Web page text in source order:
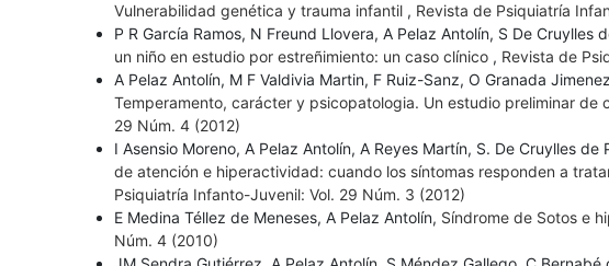
Vulnerabilidad genética y trauma infantil , Revista de Psiquiatría
P R García Ramos, N Freund Llovera, A Pelaz Antolín, S De Cruylles
un niño en estudio por estreñimiento: un caso clínico , Revista de
A Pelaz Antolín, M F Valdivia Martin, F Ruiz-Sanz, O Granada
Temperamento, carácter y psicopatologia. Un estudio preliminar de
29 Núm. 4 (2012)
I Asensio Moreno, A Pelaz Antolín, A Reyes Martín, S. De Cruylles de
de atención e hiperactividad: cuando los síntomas responden a
Psiquiatría Infanto-Juvenil: Vol. 29 Núm. 3 (2012)
E Medina Téllez de Meneses, A Pelaz Antolín, Síndrome de Sotos e
Núm. 4 (2010)